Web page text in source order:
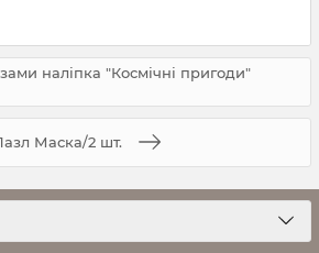
наліпка "Космічні пригоди"
Маска/2 шт.